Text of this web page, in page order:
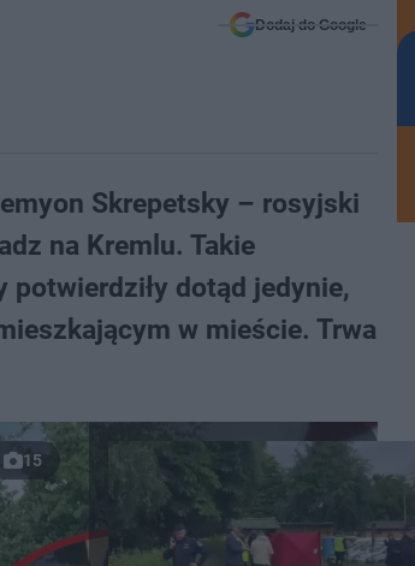
Dodaj do Google
Skrepetsky – rosyjski
na Kremlu. Takie
potwierdziły dotąd jedynie,
w mieście. Trwa
15